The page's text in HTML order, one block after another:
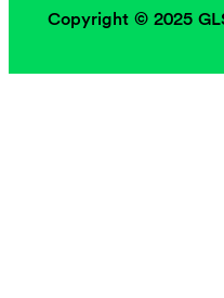
Copyright © 2025